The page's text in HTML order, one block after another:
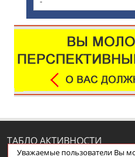
ТАБЛО АКТИВНОСТИ
Уважаемые пользователи Вы